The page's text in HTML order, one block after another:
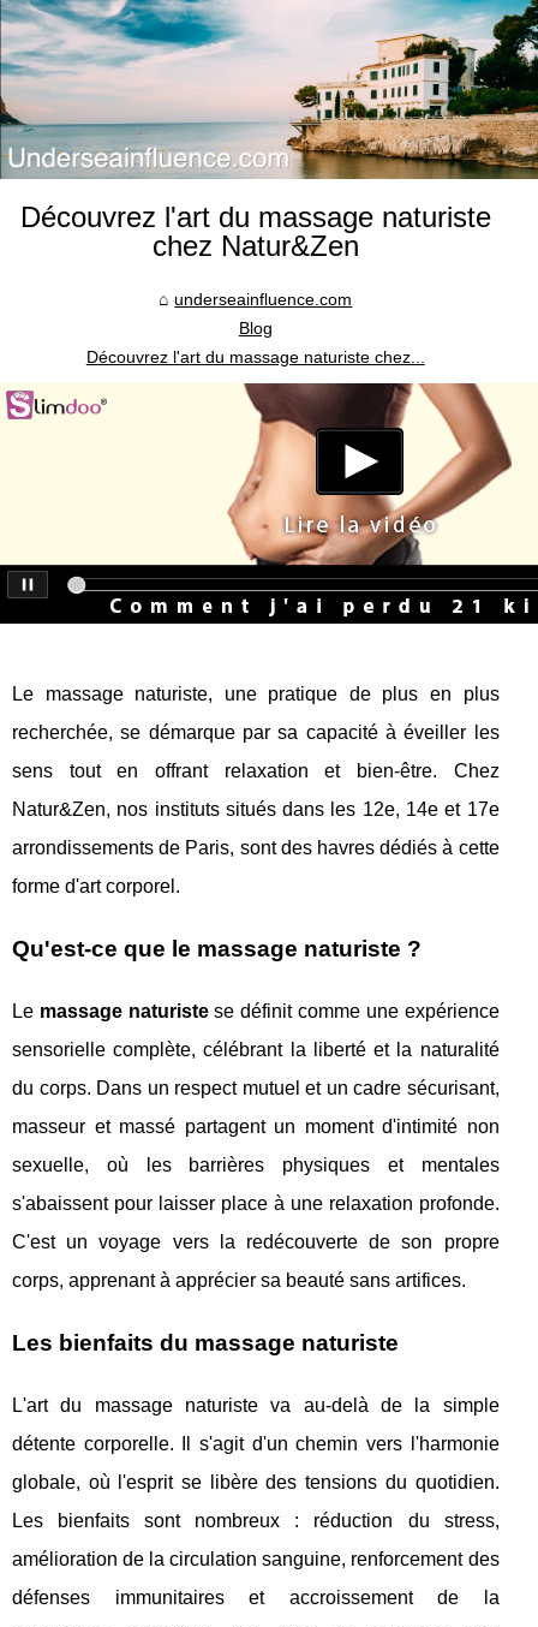
Découvrez l'art du massage naturiste
chez Natur&Zen
underseainfluence.com
Blog
Découvrez l'art du massage naturiste chez...
Le massage naturiste, une pratique de plus en plus
recherchée, se démarque par sa capacité à éveiller les
sens tout en offrant relaxation et bien-être. Chez
Natur&Zen, nos instituts situés dans les 12e, 14e et 17e
arrondissements de Paris, sont des havres dédiés à cette
forme d'art corporel.
Qu'est-ce que le massage naturiste ?
Le massage naturistese définit comme une expérience
sensorielle complète, célébrant la liberté et la naturalité
du corps. Dans un respect mutuel et un cadre sécurisant,
masseur et massé partagent un moment d'intimité non
sexuelle, où les barrières physiques et mentales
s'abaissent pour laisser place à une relaxation profonde.
C'est un voyage vers la redécouverte de son propre
corps, apprenant à apprécier sa beauté sans artifices.
Les bienfaits du massage naturiste
L'art du massage naturiste va au-delà de la simple
détente corporelle. Il s'agit d'un chemin vers l'harmonie
globale, où l'esprit se libère des tensions du quotidien.
Les bienfaits sont nombreux : réduction du stress,
amélioration de la circulation sanguine, renforcement des
défenses immunitaires et accroissement de la